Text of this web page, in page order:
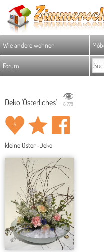
Wie andere wohnen
Forum
Deko 'Österliches' 8.778
5
kleine Osten-Deko